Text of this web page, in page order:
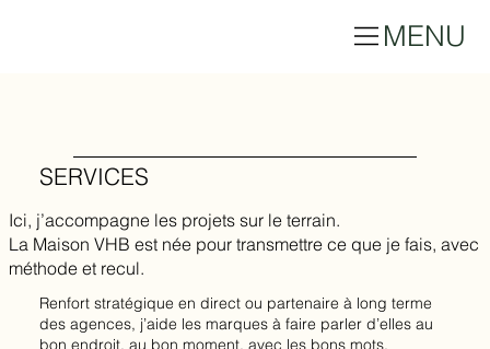
MENU
SERVICES
Ici, j’accompagne les projets sur le terrain.
La Maison VHB est née pour transmettre ce que je fais, avec
méthode et recul.
Renfort stratégique en direct ou partenaire à long terme
des agences, j’aide les marques à faire parler d’elles au